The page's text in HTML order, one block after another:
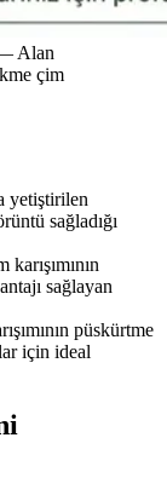
— Alan
çim
yetiştirilen
sağladığı
sağlayan
püskürtme
için ideal